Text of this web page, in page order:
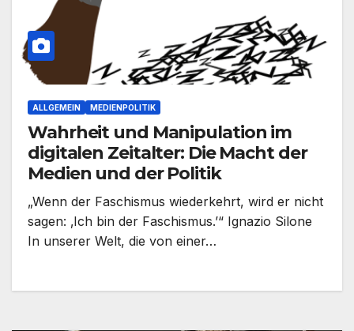
ALLGEMEIN MEDIENPOLITIK
Wahrheit und Manipulation im
digitalen Zeitalter: Die Macht der
Medien und der Politik
„Wenn der Faschismus wiederkehrt, wird er nicht
sagen: ‚Ich bin der Faschismus.’“ Ignazio Silone
In unserer Welt, die von einer…